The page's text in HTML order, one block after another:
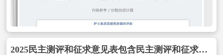
2025民主测评和征求意见表包含民主测评和征求意见表